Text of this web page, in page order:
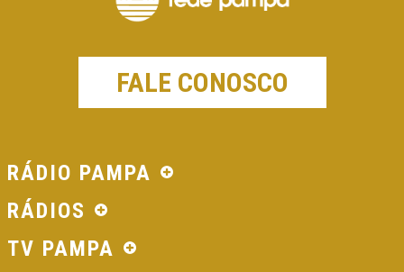
FALE CONOSCO
RÁDIO PAMPA
RÁDIOS
TV PAMPA